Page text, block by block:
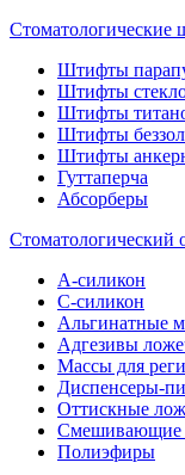
Стоматологические
Штифты
Штифты
Штифты
Штифты
Штифты
Гуттаперча
Абсорберы
Стоматологический
А-силикон
C-силикон
Альгинатные
Адгезивы
Массы для
Диспенсеры-
Оттискные
Смешивающие
Полиэфиры